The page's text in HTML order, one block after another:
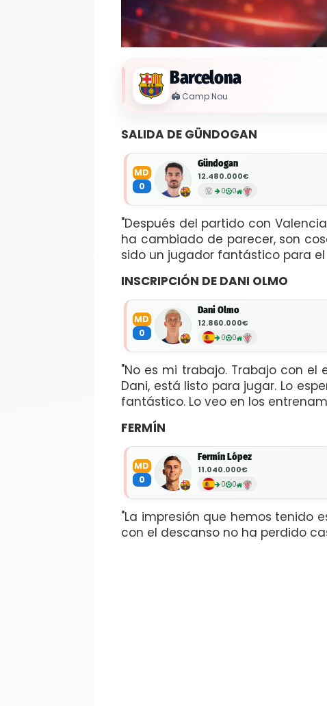
Barcelona
🏟️ Camp Nou
SALIDA DE GÜNDOGAN
MD
0
Gündogan
12.480.000€
0 0
"Después del partido con
ha cambiado de parecer, son
sido un jugador fantástico para el
INSCRIPCIÓN DE DANI OLMO
MD
0
Dani Olmo
12.860.000€
0 0
"No es mi trabajo. Trabajo con
Dani, está listo para jugar. Lo
fantástico. Lo veo en los
FERMÍN
MD
0
Fermín López
11.040.000€
0 0
"La impresión que hemos tenido
con el descanso no ha perdido